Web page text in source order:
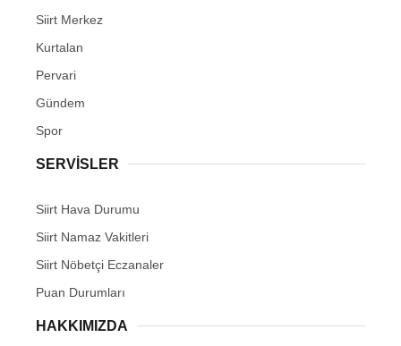
Siirt Merkez
Kurtalan
Pervari
Gündem
Spor
SERVİSLER
Siirt Hava Durumu
Siirt Namaz Vakitleri
Siirt Nöbetçi Eczanaler
Puan Durumları
HAKKIMIZDA